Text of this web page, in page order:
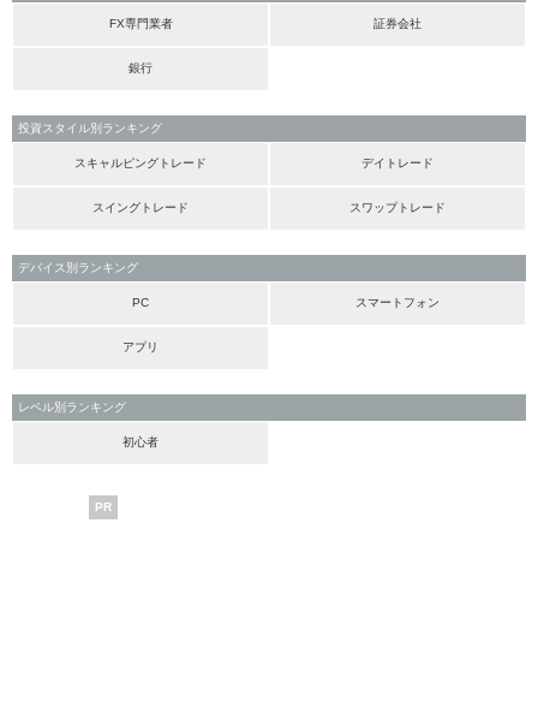
FX専門業者 証券会社
銀行
投資スタイル別ランキング
スキャルピングトレード デイトレード
スイングトレード スワップトレード
デバイス別ランキング
PC スマートフォン
アプリ
レベル別ランキング
初心者
PR